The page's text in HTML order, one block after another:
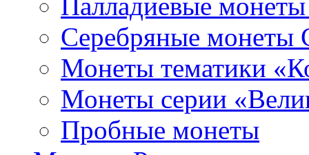
Серебряные монеты
Монеты тематики
Монеты серии
Пробные монеты